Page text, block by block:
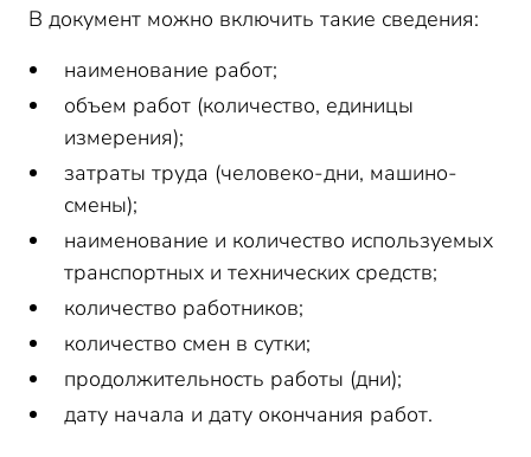
В документ можно включить такие сведения:
наименование работ;
объем работ (количество, единицы
измерения);
затраты труда (человеко-дни, машино-
смены);
наименование и количество используемых
транспортных и технических средств;
количество работников;
количество смен в сутки;
продолжительность работы (дни);
дату начала и дату окончания работ.